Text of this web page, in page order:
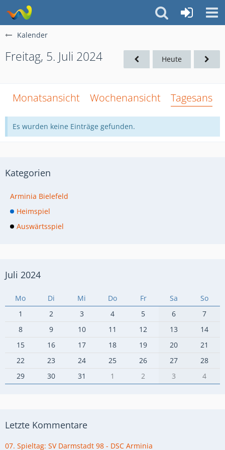
Kalender
Freitag, 5. Juli 2024 Heute
Monatsansicht Wochenansicht
Es wurden keine Einträge gefunden.
Kategorien
Arminia Bielefeld
Heimspiel
Auswärtsspiel
Juli 2024
Mo Di Mi Do Fr Sa
So
1
2 3 4 5 6
7
8
9 10 11 12 13
14
15
16 17 18 19 20
21
22
23 24 25 26 27
28
29
30 31 1 2 3 4
Letzte Kommentare
07. Spieltag: SV Darmstadt 98 - DSC Arminia